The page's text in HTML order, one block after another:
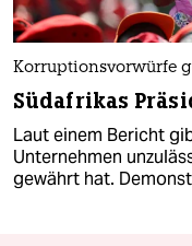
Korruptionsvorwürfe
Südafrikas
Laut einem Bericht
Unternehmen
gewährt hat.